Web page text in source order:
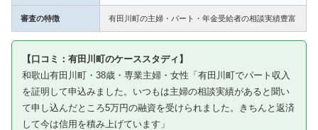
審査の特徴 有田川町の主婦・パート・年金受給者の相談実績豊富
【口コミ：有田川町のケーススタディ】
和歌山有田川町・38歳・専業主婦・女性「有田川町でパート収入
を証明して申込みました。いつもは主婦の相談実績があると聞い
て申し込んだところ5万円の融資を受けられました。きちんと返済
して今は信用を積み上げています」